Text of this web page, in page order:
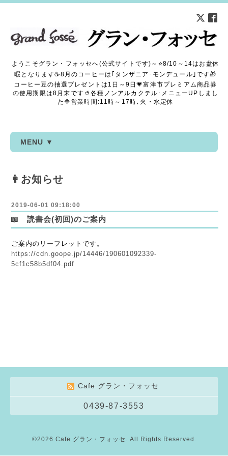
ようこそグラン・フォッセへ(公式サイトです)～⭐8/10～14はお盆休
暇となります☕8月のコーヒーは｢タンザニア･モンデュール｣です🎁
コーヒー豆の抽選プレゼントは1日～9日💗富津市プレミアム商品券
の使用期限は8月末です🥤各種ノンアルカクテル･メニューUPしまし
た🔷営業時間:11時～17時､火・水定休
MENU ▼
👩お知らせ
2019-06-01 09:18:00
📖 読書会(初回)のご案内
ご案内のリーフレットです。
https://cdn.goope.jp/14446/190601092339-
5cf1c58b5df04.pdf
Cafe グラン・フォッセ
0439-87-3553
©2026 Cafe グラン・フォッセ . All Rights Reserved.